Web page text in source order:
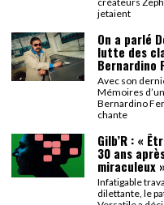
carte noire negra à l'o
On a parlé Dolce Vita
Bernardino
moise et son mascaré
On a parlé Dolce
Bernardino
©2026
jetaient
On a parlé
lutte des
Bernardino
Avec son
Mémoires
Bernardino
chante
Gilb’R : «
30 ans
miraculeux »
Infatigable
dilettante, le